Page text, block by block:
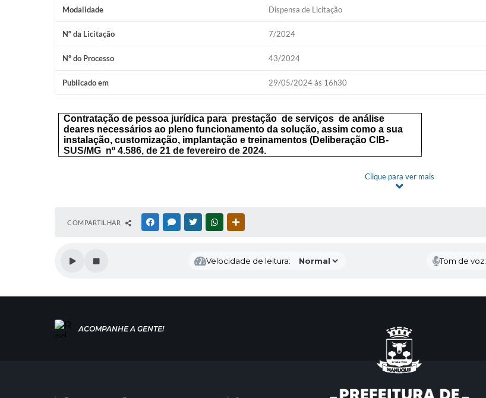
Modalidade Dispensa de Licitação
Nº da Licitação 7/2024
Nº do Processo 43/2024
Publicado em 29/05/2024 às 16h30
Contratação de pessoa jurídica para prestação de serviços de análise
deares necessários ao pleno funcionamento da solução, assim como a sua
instalação, customização, implantação e treinamentos (Deliberação CIB-
SUS/MG nº 4.586, de 21 de fevereiro de 2024.
Clique para ver mais
COMPARTILHAR FACEBOOKMESSENGER
TWITTERWHATSAPP
Velocidade de leitura: Tom de voz: